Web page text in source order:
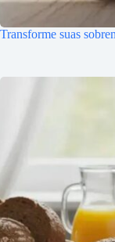
Transforme suas